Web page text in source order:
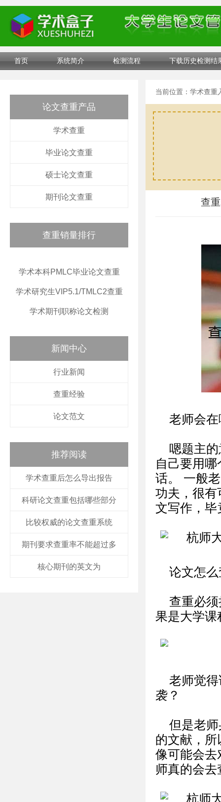
首页 系统简介 检测流程 下载历史检测结
论文查重产品
学术查重
毕业论文查重
硕士论文查重
期刊论文查重
查重销量排行
学术本科PMLC毕业论文查重
学术研究生VIP5.1/TMLC2查重
学术期刊职称论文检测
新闻中心
行业新闻
查重经验
论文范文
推荐阅读
学术查重后怎么导出报告
科研论文查重包括哪些部分
比较权威的论文查重系统
期刊要求查重率不能超过多
核心期刊的英文为
当前位置： 学术查重
查
老师会
嗯题主
自己要用
话。 一般
功夫，很有
文写作，毕
论文怎
查重必
果是大学课
老师觉
袭？
但是老
的文献，
像可能会去
师真的会去